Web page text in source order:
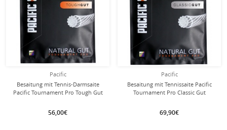
Pacific
Besaitung mit Tennis-Darmsaite
Pacific Tournament Pro Tough Gut
56,00€
Pacific
Besaitung mit Tennissaite Pacific
Tournament Pro Classic Gut
69,90€